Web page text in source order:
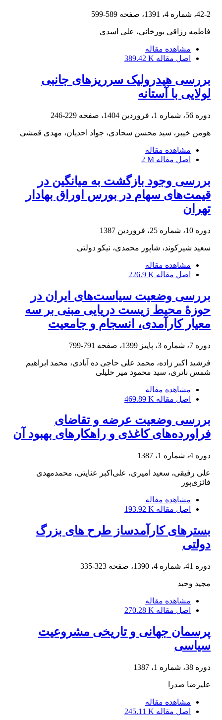
42-2، شماره 4، 1391، صفحه 589-599
فاطمه رزاقی بورخانی، علی اسدی
مشاهده مقاله
اصل مقاله 389.42 K
بررسی هیدرولیک سرریزهای جانبی
لولایی با آستانه
دوره 56، شماره 1، فروردین 1404، صفحه 229-246
هومن خیبر، سید محسن سجادی، جواد احدیان، مهدی قمشی
مشاهده مقاله
اصل مقاله 2 M
بررسی وجود بازگشت به میانگین در
قیمت‌های سهام در بورس اوراق بهادار
تهران
دوره 10، شماره 25، فروردین 1387
سعید شیرکوند، شاپور محمدی، نیکو دولتی
مشاهده مقاله
اصل مقاله 226.9 K
بررسی وضعیت سیاست‌های ایران در
حوزۀ محیط زیست دریایی مبنی بر سه
معیار کارآمدی، انسجام و جامعیت
دوره 7، شماره 3، پاییز 1399، صفحه 791-799
فرشید اکبر زاده، محمد علی حاجی ده آبادی، محمد ابراهیم
شمس ناتری، سید محمود میر خلیلی
مشاهده مقاله
اصل مقاله 469.89 K
بررسی وضعیت عرضه و تقاضای
فراورده‌های کاغذی و راهکارهای بهبود آن
دوره 4، شماره 1، 1387
علی رفیقی، سعید امیری، علی‌اکبر عنایتی، محمدمهدی
فائزی‌پور
مشاهده مقاله
اصل مقاله 193.92 K
بسترهای کارآمدساز طرح های بزرگ
دولتی
دوره 41، شماره 4، 1390، صفحه 323-335
مجید وحید
مشاهده مقاله
اصل مقاله 270.28 K
پرسمان جهانی و تاریخی مشروعیت
سیاسی
دوره 38، شماره 1، 1387
علیرضا صدرا
مشاهده مقاله
اصل مقاله 245.11 K